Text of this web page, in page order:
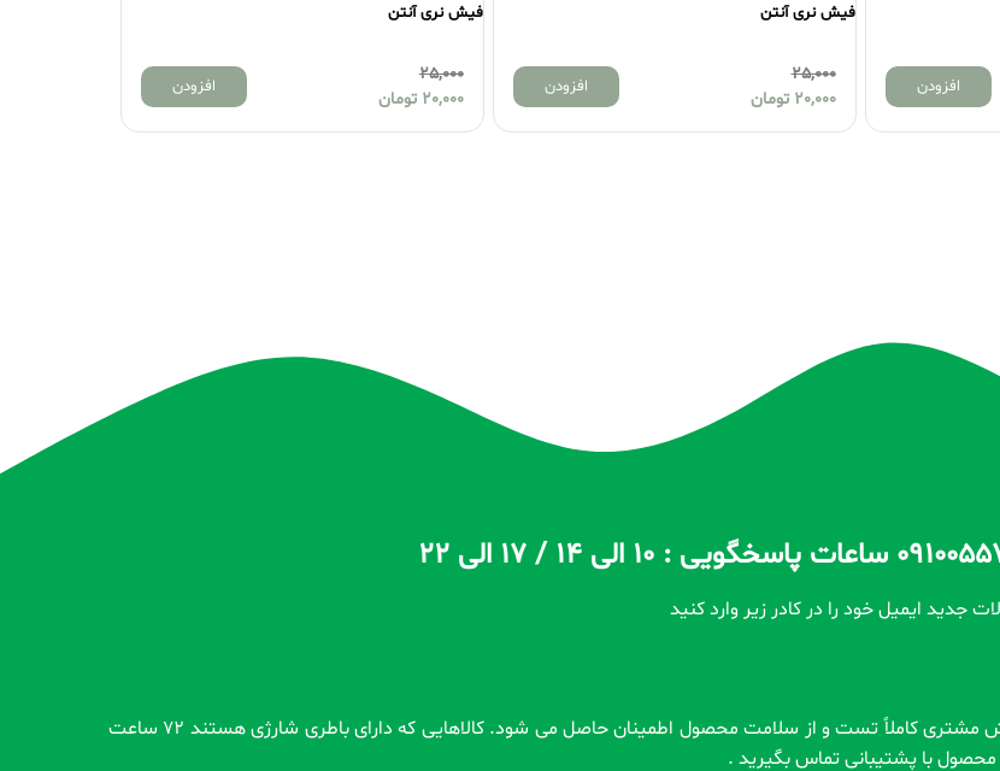
افزودن
فیش نری آنتن
25,000
20,000 تومان
افزودن
فیش نری آنتن
25,000
20,000 تومان
افزودن
جدید ایمیل خود را در کادر زیر وارد کنید
تمام محصولات بدون گارانتی قبل از اضافه شدن در سایت و بعد از ثبت سفارش مشتری کاملاً تست و از سلامت محصول اطمینان حاصل می شود. کالاهایی که دارای باطری شارژی هستند 72 ساعت
با پشتیبانی تماس بگیرید .